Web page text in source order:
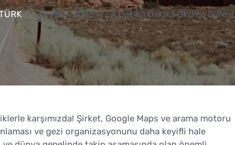
29 Mart 2025 4 Dakika Dakika Okuma Süresi
karşımızda! Şirket, Google Maps ve arama motoru
ve gezi organizasyonunu daha keyifli hale